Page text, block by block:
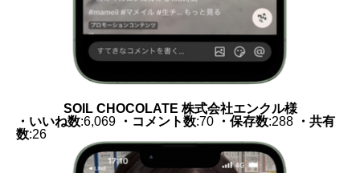
SOIL CHOCOLATE 株式会社エンクル様
・いいね数:6,069 ・コメント数:70 ・保存数:288
・共有
数:26